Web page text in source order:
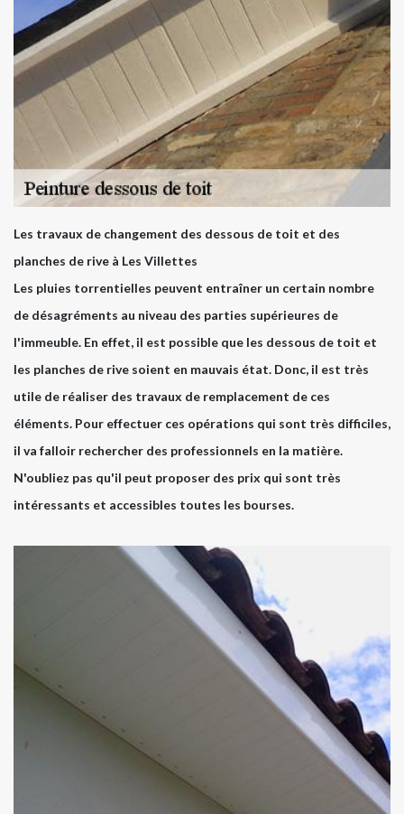
Les travaux de changement des dessous de toit et des
planches de rive à Les Villettes
Les pluies torrentielles peuvent entraîner un certain nombre
de désagréments au niveau des parties supérieures de
l'immeuble. En effet, il est possible que les dessous de toit et
les planches de rive soient en mauvais état. Donc, il est très
utile de réaliser des travaux de remplacement de ces
éléments. Pour effectuer ces opérations qui sont très difficiles,
il va falloir rechercher des professionnels en la matière.
N'oubliez pas qu'il peut proposer des prix qui sont très
intéressants et accessibles toutes les bourses.